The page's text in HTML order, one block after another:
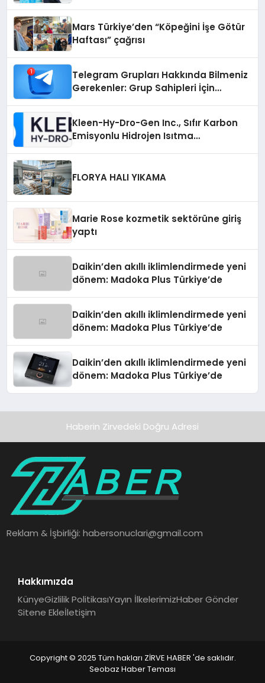
Mars Türkiye’den “Köpeğini İşe Götür
Haftası” çağrısı
Telegram Grupları Hakkında Bilmeniz
Gerekenler: Grup Sahipleri İçin
Kleen-Hy-Dro-Gen Inc., Sıfır Karbon
Emisyonlu Hidrojen Isıtma
FLORYA HALI YIKAMA
Marie Rose kozmetik sektörüne giriş
yaptı
Daikin’den akıllı iklimlendirmede yeni
dönem: Madoka Plus Türkiye’de
Daikin’den akıllı iklimlendirmede yeni
dönem: Madoka Plus Türkiye’de
Daikin’den akıllı iklimlendirmede yeni
dönem: Madoka Plus Türkiye’de
Haberin Zirvedeki Doğru Adresi
Reklam & İşbirliği:habersonuclari@gmail.com
Hakkımızda
KünyeGizlilik PolitikasıYayın İlkelerimizHaber Gönder
Sitene Ekleİletişim
Copyright © 2025 Tüm hakları ZİRVE HABER 'de saklıdır.
Seobaz Haber Teması